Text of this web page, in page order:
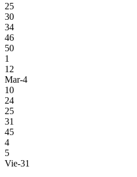
25
30
34
46
50
1
12
Mar-4
10
24
25
31
45
4
5
Vie-31